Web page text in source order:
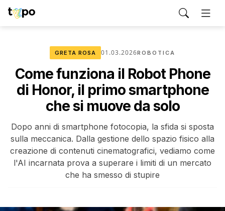
GRETA ROSA 01.03.2026ROBOTICA
Come funziona il Robot Phone
di Honor, il primo smartphone
che si muove da solo
Dopo anni di smartphone fotocopia, la sfida si sposta
sulla meccanica. Dalla gestione dello spazio fisico alla
creazione di contenuti cinematografici, vediamo come
l'AI incarnata prova a superare i limiti di un mercato
che ha smesso di stupire